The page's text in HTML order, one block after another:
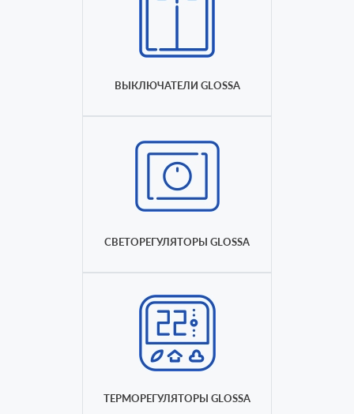
ВЫКЛЮЧАТЕЛИ GLOSSA
СВЕТОРЕГУЛЯТОРЫ GLOSSA
ТЕРМОРЕГУЛЯТОРЫ GLOSSA